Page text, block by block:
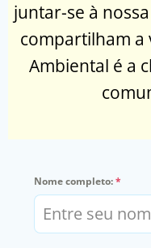
juntar-se à
compartilham a
Ambiental é a
Nome completo:*